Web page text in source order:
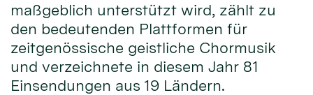
maßgeblich unterstützt wird, zählt zu
den bedeutenden Plattformen für
zeitgenössische geistliche Chormusik
und verzeichnete in diesem Jahr 81
Einsendungen aus 19 Ländern.